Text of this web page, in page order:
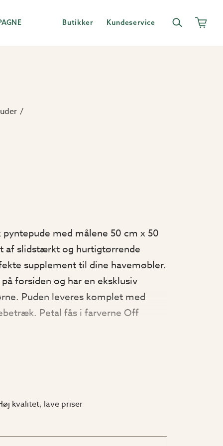
Butikker Kundeservice
med målene 50 cm x 50
af slidstærkt og hurtigtørrende
supplement til dine havemøbler.
forsiden og har en eksklusiv
Puden leveres komplet med
Petal fås i farverne Off
meget om ægte stof, men har
perfekt til udendørspuder og hynder
kvalitet, lave priser